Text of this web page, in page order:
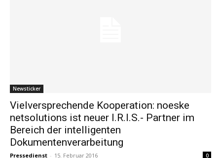
Newsticker
Vielversprechende Kooperation: noeske
netsolutions ist neuer I.R.I.S.- Partner im
Bereich der intelligenten
Dokumentenverarbeitung
Pressedienst - 15. Februar 2016 0